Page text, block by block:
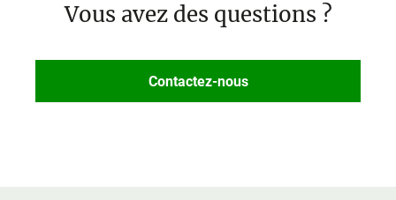
Vous avez des questions ?
Contactez-nous